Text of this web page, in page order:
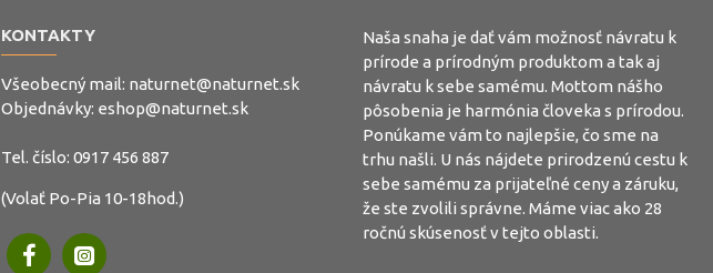
KONTAKTY
Všeobecný mail: naturnet@naturnet.sk
Objednávky: eshop@naturnet.sk
Tel. číslo: 0917 456 887
(Volať Po-Pia 10-18hod.)
Naša snaha je dať vám možnosť návratu k
prírode a prírodným produktom a tak aj
návratu k sebe samému. Mottom nášho
pôsobenia je harmónia človeka s prírodou.
Ponúkame vám to najlepšie, čo sme na
trhu našli. U nás nájdete prirodzenú cestu k
sebe samému za prijateľné ceny a záruku,
že ste zvolili správne. Máme viac ako 28
ročnú skúsenosť v tejto oblasti.